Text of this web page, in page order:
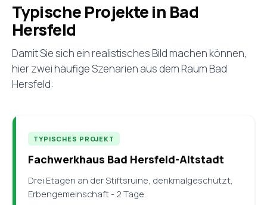
Typische Projekte in Bad
Hersfeld
Damit Sie sich ein realistisches Bild machen können,
hier zwei häufige Szenarien aus dem Raum Bad
Hersfeld:
TYPISCHES PROJEKT
Fachwerkhaus Bad Hersfeld-Altstadt
Drei Etagen an der Stiftsruine, denkmalgeschützt,
Erbengemeinschaft - 2 Tage.